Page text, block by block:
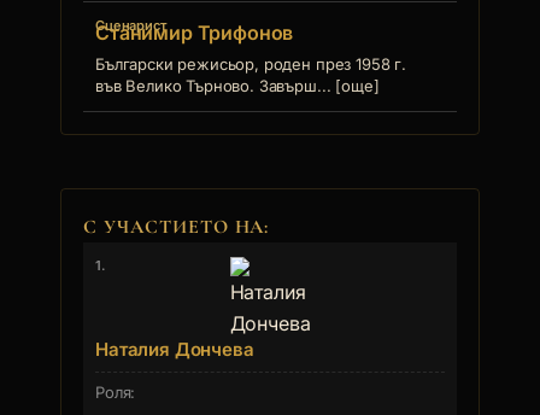
Сценарист
Станимир Трифонов
Български режисьор, роден през 1958 г.
във Велико Търново. Завърш... [още]
С УЧАСТИЕТО НА:
1.
Наталия Дончева